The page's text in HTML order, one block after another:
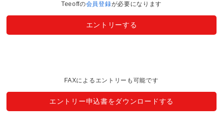
Teeoffの会員登録が必要になります
エントリーする
FAXによるエントリーも可能です
エントリー申込書をダウンロードする